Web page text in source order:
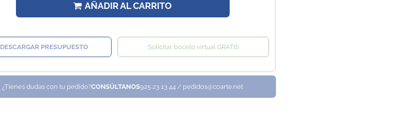
AÑADIR AL CARRITO
DESCARGAR PRESUPUESTO Solicitar boceto virtual GRATIS
¿Tienes dudas con tu pedido?CONSÚLTANOS925 23 13 44 / pedidos@coarte.net